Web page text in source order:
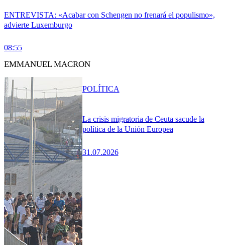
ENTREVISTA: «Acabar con Schengen no frenará el populismo»,
advierte Luxemburgo
08:55
EMMANUEL MACRON
La crisis migratoria de Ceuta sacude la
política de la Unión Europea
31.07.2026
POLÍTICA